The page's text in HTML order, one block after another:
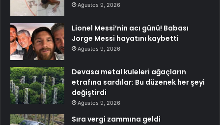
Ağustos 9, 2026
Lionel Messi’nin acı günü! Babası
Jorge Messi hayatını kaybetti
Ağustos 9, 2026
Devasa metal kuleleri ağaçların
etrafına sardılar: Bu düzenek her şeyi
değiştirdi
Ağustos 9, 2026
Sıra vergi zammına geldi